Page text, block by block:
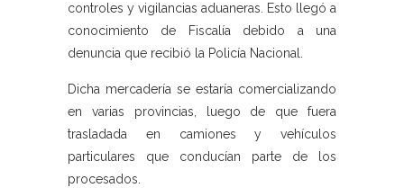
controles y vigilancias aduaneras. Esto llegó a
conocimiento de Fiscalía debido a una
denuncia que recibió la Policía Nacional.
Dicha mercadería se estaría comercializando
en varias provincias, luego de que fuera
trasladada en camiones y vehículos
particulares que conducían parte de los
procesados.